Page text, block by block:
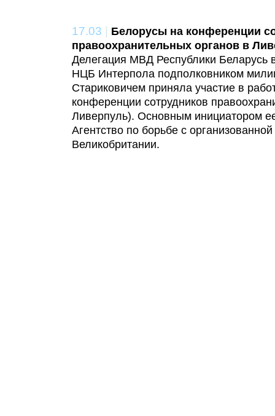
17.03 | Белорусы на конференции
правоохранительных органов в
Делегация МВД Республики Беларусь
НЦБ Интерпола подполковником
Стариковичем приняла участие в
конференции сотрудников
Ливерпуль). Основным инициатором
Агентство по борьбе с
Великобритании.